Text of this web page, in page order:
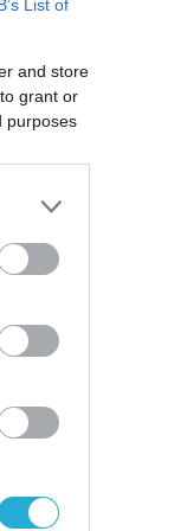
List of
and store
grant or
purposes